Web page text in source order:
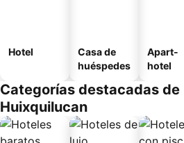
Hotel
Casa de
huéspedes
Apart-
hotel
Categorías destacadas de
Huixquilucan